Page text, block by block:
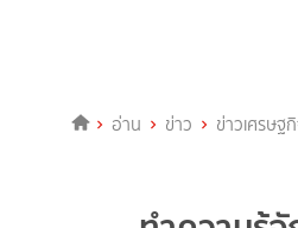
อ่าน ข่าว ข่าวเศรษฐ